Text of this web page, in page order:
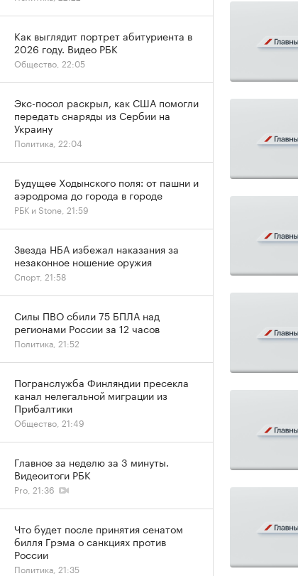
Как выглядит портрет абитуриента в
2026 году. Видео РБК
Общество, 22:05
Экс-посол раскрыл, как США помогли
передать снаряды из Сербии на
Украину
Политика, 22:04
Будущее Ходынского поля: от пашни и
аэродрома до города в городе
РБК и Stone, 21:59
Звезда НБА избежал наказания за
незаконное ношение оружия
Спорт, 21:58
Силы ПВО сбили 75 БПЛА над
регионами России за 12 часов
Политика, 21:52
Погранслужба Финляндии пресекла
канал нелегальной миграции из
Прибалтики
Общество, 21:49
Главное за неделю за 3 минуты.
Видеоитоги РБК
Pro, 21:36
Что будет после принятия сенатом
билля Грэма о санкциях против
России
Политика, 21:35